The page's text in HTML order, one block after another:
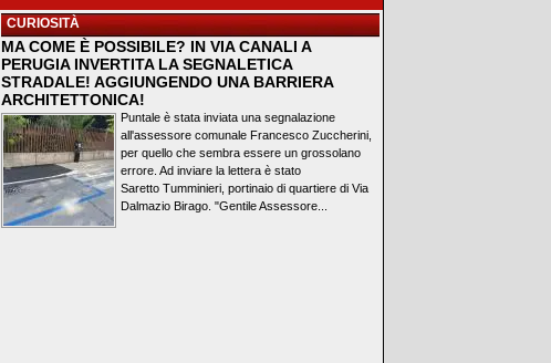
CURIOSITÀ
MA COME È POSSIBILE? IN VIA CANALI A
PERUGIA INVERTITA LA SEGNALETICA
STRADALE! AGGIUNGENDO UNA BARRIERA
ARCHITETTONICA!
Puntale è stata inviata una segnalazione
all'assessore comunale Francesco Zuccherini,
per quello che sembra essere un grossolano
errore. Ad inviare la lettera è stato
Saretto Tumminieri, portinaio di quartiere di Via
Dalmazio Birago. "Gentile Assessore...